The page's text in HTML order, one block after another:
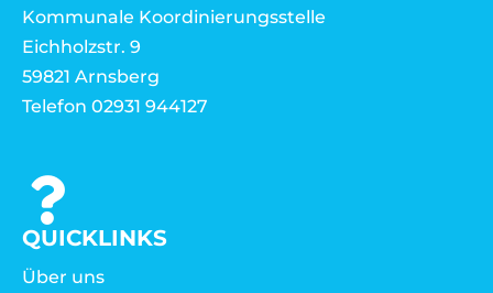
Kommunale Koordinierungsstelle
Eichholzstr. 9
59821 Arnsberg
Telefon 02931 944127
QUICKLINKS
Über uns